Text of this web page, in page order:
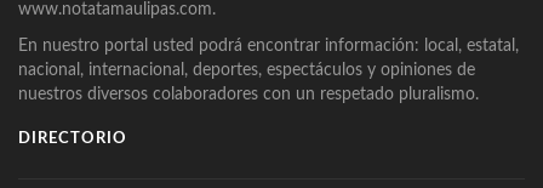
www.notatamaulipas.com.
En nuestro portal usted podrá encontrar información: local, estatal,
nacional, internacional, deportes, espectáculos y opiniones de
nuestros diversos colaboradores con un respetado pluralismo.
DIRECTORIO